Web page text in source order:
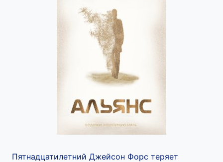
Пятнадцатилетний Джейсон Форс теряет